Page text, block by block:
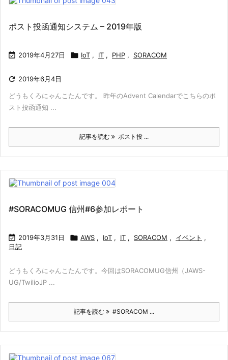
ポスト投函通知システム – 2019年版
 2019年4月27日  IoT , IT , PHP , SORACOM
 2019年6月4日
どうもくろにゃんこたんです。 昨年のAdvent Calendarでこちらのポ
スト投函通知 ...
記事を読む ポスト投 ...
#SORACOMUG 信州#6参加レポート
 2019年3月31日  AWS , IoT , IT , SORACOM , イベント ,
日記
どうもくろにゃんこたんです。今回はSORACOMUG信州（JAWS-
UG/TwilioJP ...
記事を読む #SORACOM ...